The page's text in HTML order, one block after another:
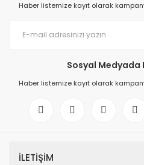
Haber listemize kayıt olarak
Sosyal Medyada
Haber listemize kayıt olarak
İLETİŞİM